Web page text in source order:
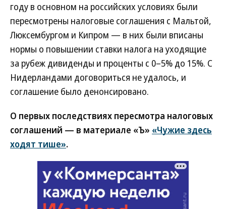
году в основном на российских условиях были
пересмотрены налоговые соглашения с Мальтой,
Люксембургом и Кипром — в них были вписаны
нормы о повышении ставки налога на уходящие
за рубеж дивиденды и проценты с 0–5% до 15%. С
Нидерландами договориться не удалось, и
соглашение было денонсировано.
О первых последствиях пересмотра налоговых
соглашений — в материале «Ъ» «Чужие здесь
ходят тише».